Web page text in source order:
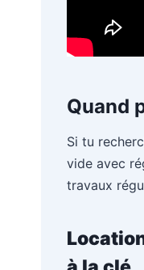
Quand
Si tu
vide avec
travaux